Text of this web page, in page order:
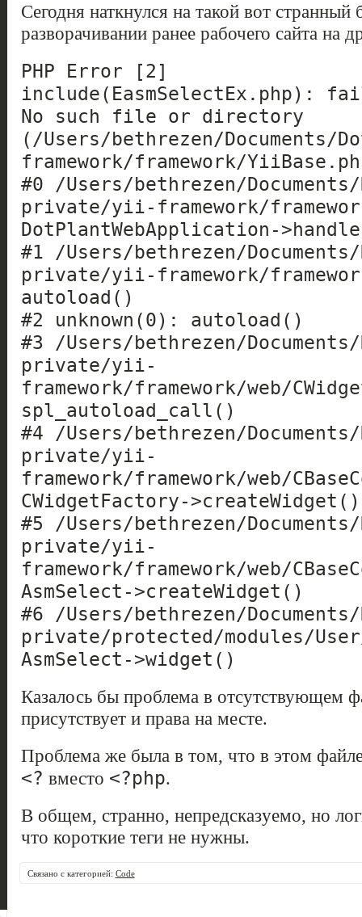
Сегодня наткнулся на такой вот
разворачивании ранее рабочего сайта на
PHP Error [2]
include(EasmSelectEx.php):
No such file or directory
(/Users/bethrezen/
framework/framework/
#0 /Users/bethrezen/
private/yii-framework/
DotPlantWebApplication-
#1 /Users/bethrezen/
private/yii-framework/
autoload()
#2 unknown(0): autoload()
#3 /Users/bethrezen/
private/yii-
framework/framework/web/
spl_autoload_call()
#4 /Users/bethrezen/
private/yii-
framework/framework/web/
CWidgetFactory->createWidget()
#5 /Users/bethrezen/
private/yii-
framework/framework/web/
AsmSelect->createWidget()
#6 /Users/bethrezen/
private/protected/modules/
AsmSelect->widget()
Казалось бы проблема в отсутствующем
присутствует и права на месте.
Проблема же была в том, что в этом
<? вместо <?php.
В общем, странно, непредсказуемо, но
что короткие теги не нужны.
Связано с категорией: Code